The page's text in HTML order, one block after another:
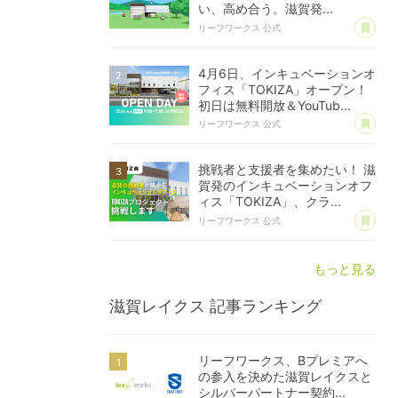
い、高め合う。滋賀発...
リーフワークス 公式 あ
4月6日、インキュベーションオ
フィス「TOKIZA」オープン！
初日は無料開放＆YouTub...
リーフワークス 公式 あ
挑戦者と支援者を集めたい！ 滋
賀発のインキュベーションオフ
ィス「TOKIZA」、クラ...
リーフワークス 公式 あ
もっと見る
滋賀レイクス 記事ランキング
リーフワークス、Bプレミアへ
の参入を決めた滋賀レイクスと
シルバーパートナー契約...